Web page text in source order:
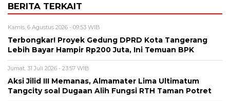
BERITA TERKAIT
Kamis, 6 Agustus 2026 - 09:53 WIB
‎Terbongkar! Proyek Gedung DPRD Kota Tangerang
Lebih Bayar Hampir Rp200 Juta, Ini Temuan BPK
Jumat, 31 Juli 2026 - 23:57 WIB
Aksi Jilid III Memanas, Almamater Lima Ultimatum
Tangcity soal Dugaan Alih Fungsi RTH Taman Potret